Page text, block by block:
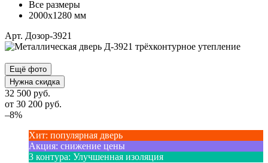
Все размеры
2000х1280 мм
Арт. Дозор-3921
Ещё фото
Нужна скидка
32 500 руб.
от 30 200 руб.
–8%
Хит: популярная дверь
Акция: снижение цены
3 контура: Улучшенная изоляция